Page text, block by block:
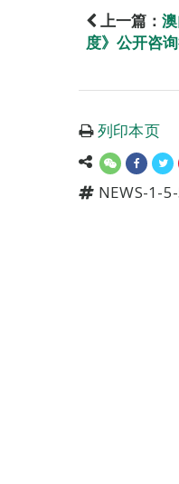
上一篇：
度》公开咨
列印本页
NEWS-1-